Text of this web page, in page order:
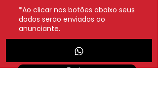
*Ao clicar nos botões abaixo seus
dados serão enviados ao
anunciante.
Whatsapp
Enviar